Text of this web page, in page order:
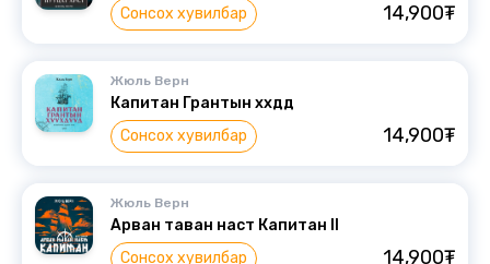
Сонсох хувилбар
14,900₮
Жюль Верн
Капитан Грантын хүүхдүүд
Сонсох хувилбар
14,900₮
Жюль Верн
Арван таван наст Капитан II
Сонсох хувилбар
14,900₮